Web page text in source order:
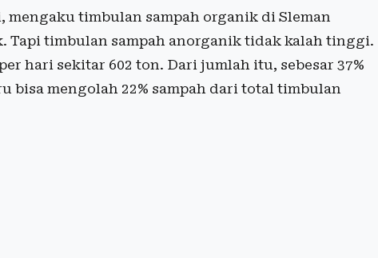
timbulan sampah organik di Sleman
Tapi timbulan sampah anorganik tidak kalah tinggi.
hari sekitar 602 ton. Dari jumlah itu, sebesar 37%
bisa mengolah 22% sampah dari total timbulan